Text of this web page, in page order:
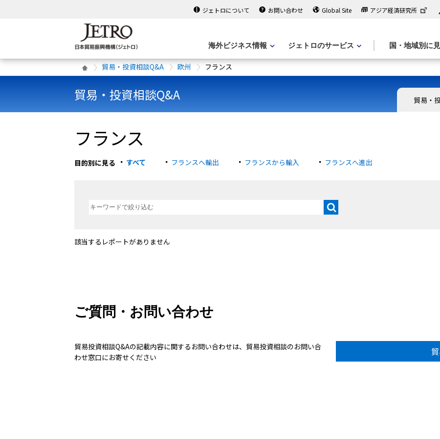
ジェトロについて お問い合わせ Global Site アジア経済研究所
海外ビジネス情報 ジェトロのサービス 国・地域別に
貿易・投資相談Q&A 欧州 フランス
貿易・投資相談Q&A 貿易・
フランス
目的別に見る すべて フランスへ輸出 フランスから輸入 フランスへ進出
該当するレポートがありません
ご質問・お問い合わせ
貿易投資相談Q&Aの記載内容に関するお問い合わせは、貿易投資相談のお問い合
わせ窓口にお寄せください